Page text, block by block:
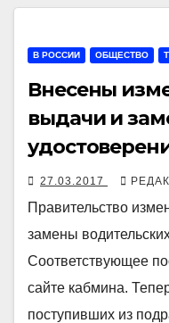
В РОССИИ ОБЩЕСТВО
Внесены
выдачи и
27.03.2017
Правительство
замены
Соответствующее
сайте кабмина.
поступивших из